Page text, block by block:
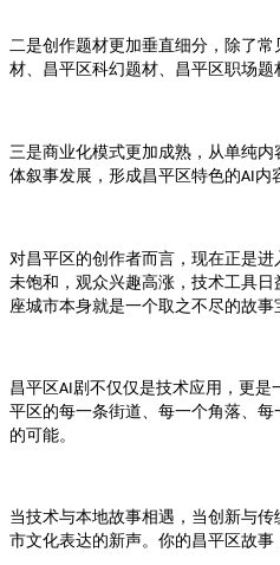
二是创作题材更加垂直细分，除了常
材、 昌平区科幻题材、 昌平区职场题
三是商业化模式更加成熟，从单纯内
体叙事发展，形成昌平区特色的AI 内
对昌平区 的创作者而言，现在正是
未饱和，观众兴趣高涨，技术工具日
座城市本身就是一个取之不尽的故事
昌平区AI 剧不仅仅是技术应用，更是
平区 的每一条街道、每一个角落、
的可能。
当技术与本地故事相遇，当创新与传
市文化表达的新声。你的昌平区故事